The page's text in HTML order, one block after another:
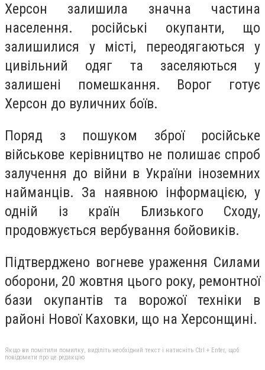
Херсон залишила значна частина
населення. російські окупанти, що
залишилися у місті, переодягаються у
цивільний одяг та заселяються у
залишені помешкання. Ворог готує
Херсон до вуличних боїв.
Поряд з пошуком зброї російське
військове керівництво не полишає спроб
залучення до війни в України іноземних
найманців. За наявною інформацією, у
одній із країн Близького Сходу,
продовжується вербування бойовиків.
Підтверджено вогневе ураження Силами
оборони, 20 жовтня цього року, ремонтної
бази окупантів та ворожої техніки в
районі Нової Каховки, що на Херсонщині.
Якщо ви помітили помилку, виділіть необхідний текст і натисніть Ctrl + Enter, щоб
повідомити про це редакцію